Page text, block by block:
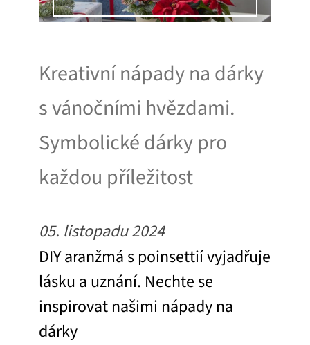
Kreativní nápady na dárky
s vánočními hvězdami.
Symbolické dárky pro
každou příležitost
05. listopadu 2024
DIY aranžmá s poinsettií vyjadřuje
lásku a uznání. Nechte se
inspirovat našimi nápady na
dárky